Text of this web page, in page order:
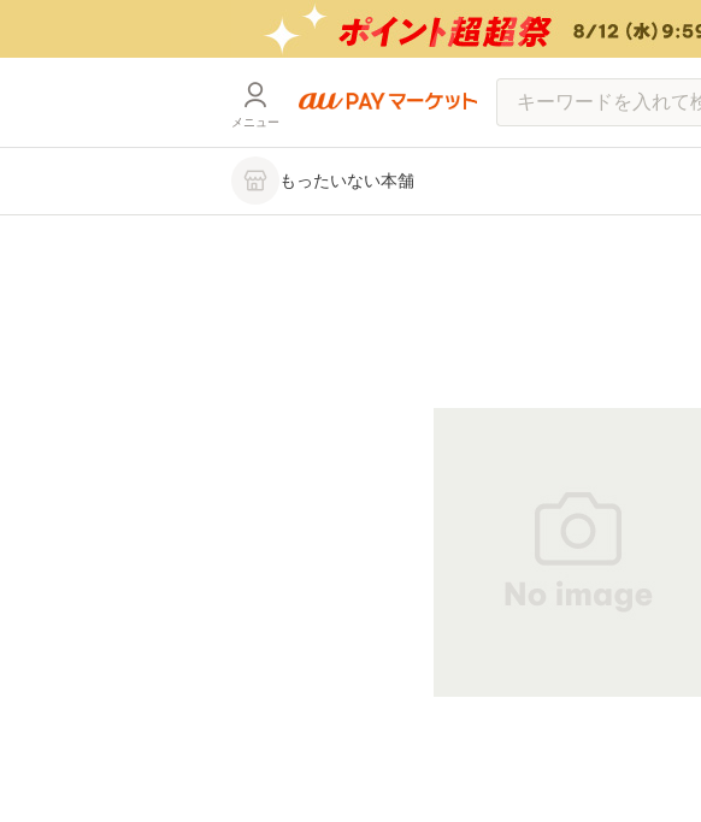
メニュー
もったいない本舗